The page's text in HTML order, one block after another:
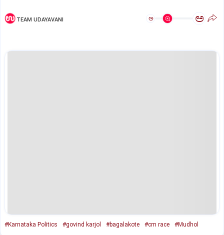
TEAM UDAYAVANI ಅ ಅ
#Karnataka Politics #govind karjol #bagalakote #cm race #Mudhol